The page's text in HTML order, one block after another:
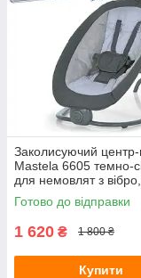
Заколисуючий
Mastela 6605 темно-
для немовлят з вібро,
музикою та підвісками
Готово до відправки
1 620 ₴ 1 800 ₴
Купити